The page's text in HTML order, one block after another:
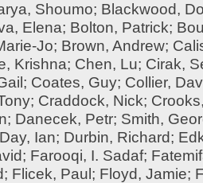
Shoumo; Blackwood,
Elena; Bolton, Patrick;
Jo; Brown, Andrew;
Krishna; Chen, Lu; Cirak,
; Coates, Guy; Collier,
; Craddock, Nick;
; Danecek, Petr; Smith,
Day, Ian; Durbin, Richard;
; Farooqi, I. Sadaf;
; Flicek, Paul ; Floyd, Jamie;